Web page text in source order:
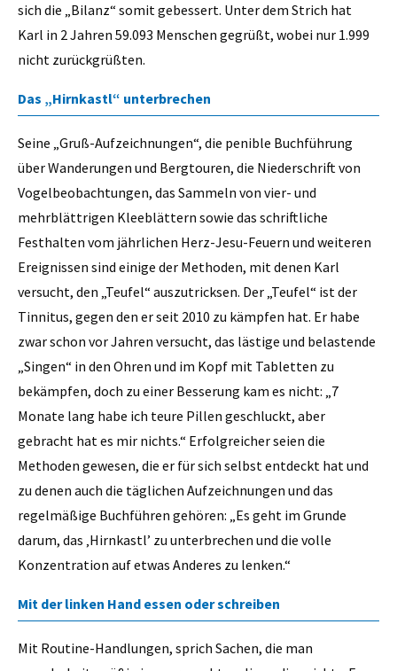
sich die „Bilanz“ somit gebessert. Unter dem Strich hat
Karl in 2 Jahren 59.093 Menschen gegrüßt, wobei nur 1.999
nicht zurückgrüßten.
Das „Hirnkastl“ unterbrechen
Seine „Gruß-Aufzeichnungen“, die penible Buchführung
über Wanderungen und Bergtouren, die Niederschrift von
Vogelbeobachtungen, das Sammeln von vier- und
mehrblättrigen Kleeblättern sowie das schriftliche
Festhalten vom jährlichen Herz-Jesu-Feuern und weiteren
Ereignissen sind einige der Methoden, mit denen Karl
versucht, den „Teufel“ auszutricksen. Der „Teufel“ ist der
Tinnitus, gegen den er seit 2010 zu kämpfen hat. Er habe
zwar schon vor Jahren versucht, das lästige und belastende
„Singen“ in den Ohren und im Kopf mit Tabletten zu
bekämpfen, doch zu einer Besserung kam es nicht: „7
Monate lang habe ich teure Pillen geschluckt, aber
gebracht hat es mir nichts.“ Erfolgreicher seien die
Methoden gewesen, die er für sich selbst entdeckt hat und
zu denen auch die täglichen Aufzeichnungen und das
regelmäßige Buchführen gehören: „Es geht im Grunde
darum, das ‚Hirnkastl’ zu unterbrechen und die volle
Konzentration auf etwas Anderes zu lenken.“
Mit der linken Hand essen oder schreiben
Mit Routine-Handlungen, sprich Sachen, die man